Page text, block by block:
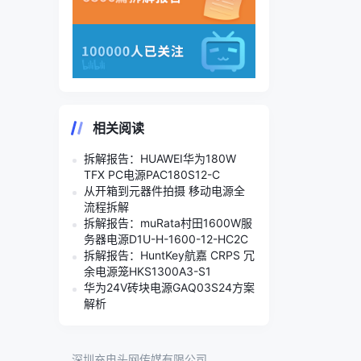
相关阅读
拆解报告：HUAWEI华为180W
TFX PC电源PAC180S12-C
从开箱到元器件拍摄 移动电源全
流程拆解
拆解报告：muRata村田1600W服
务器电源D1U-H-1600-12-HC2C
拆解报告：HuntKey航嘉 CRPS 冗
余电源笼HKS1300A3-S1
华为24V砖块电源GAQ03S24方案
解析